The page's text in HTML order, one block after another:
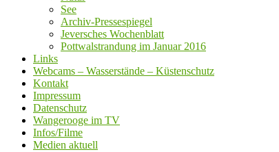
See
Archiv-Pressespiegel
Jeversches Wochenblatt
Pottwalstrandung im Januar 2016
Links
Webcams – Wasserstände – Küstenschutz
Kontakt
Impressum
Datenschutz
Wangerooge im TV
Infos/Filme
Medien aktuell